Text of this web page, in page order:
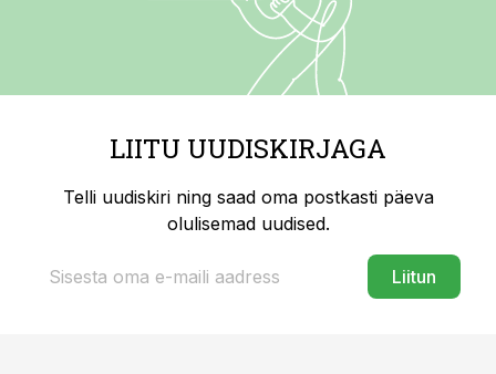
LIITU UUDISKIRJAGA
Telli uudiskiri ning saad oma postkasti päeva
olulisemad uudised.
Liitun